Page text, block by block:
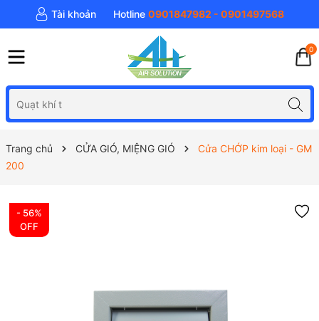
Tài khoản Hotline 0901847982 - 0901497568
0
Trang chủ CỬA GIÓ, MIỆNG GIÓ
Cửa CHỚP kim loại - GM
200
- 56%
OFF